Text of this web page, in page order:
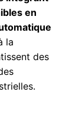
en
la
des